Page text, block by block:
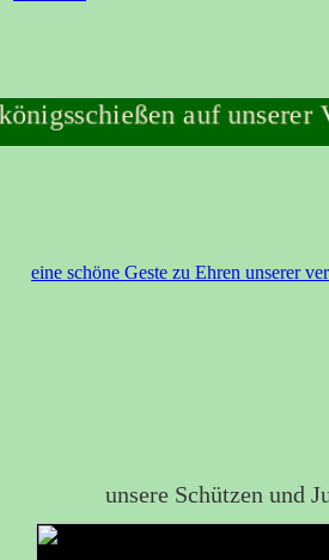
unsere Schützen und
eine schöne Geste zu Ehren unserer
auf unserer